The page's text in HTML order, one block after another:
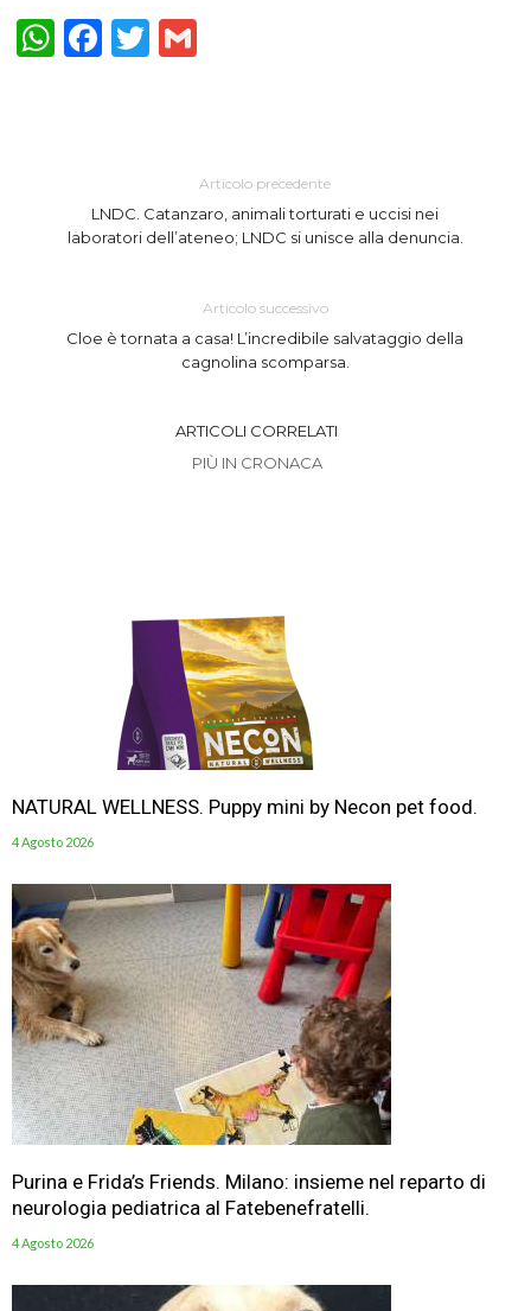
WhatsApp
Facebook
Twitter
Articolo precedente
LNDC. Catanzaro, animali torturati e uccisi nei
laboratori dell’ateneo; LNDC si unisce alla denuncia.
Articolo successivo
Cloe è tornata a casa! L’incredibile salvataggio della
cagnolina scomparsa.
ARTICOLI CORRELATI
PIÙ IN CRONACA
NATURAL WELLNESS. Puppy mini by Necon pet food.
4 Agosto 2026
Purina e Frida’s Friends. Milano: insieme nel reparto di
neurologia pediatrica al Fatebenefratelli.
4 Agosto 2026